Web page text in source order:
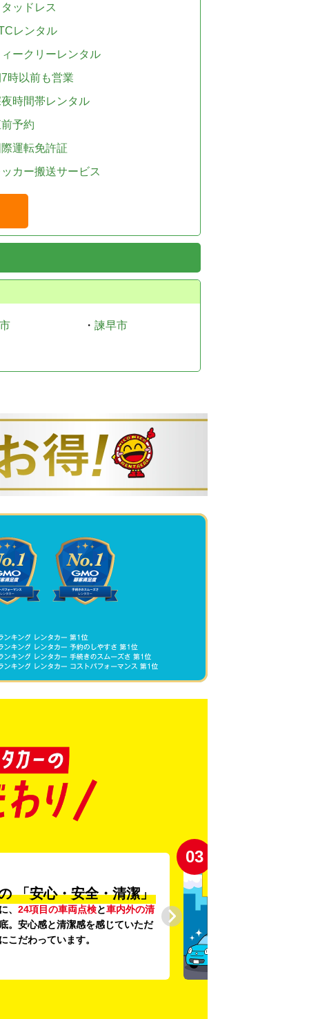
ッドレス
レンタル
ークリーレンタル
時以前も営業
時間帯レンタル
予約
運転免許証
カー搬送サービス
・ 諫早市
「安心・安全・清潔」
、 24項目の車両点検と車内外の清
。安心感と清潔感を感じていただ
こだわっています。
03